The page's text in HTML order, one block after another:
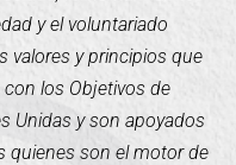
y el voluntariado
valores y principios que
los Objetivos de
Unidas y son apoyados
quienes son el motor de